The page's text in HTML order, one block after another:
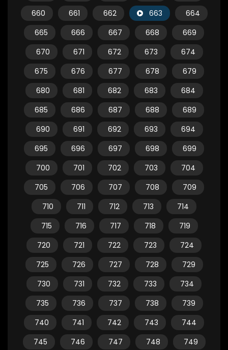
660
661 662 663
664
665
666 667 668
669
670
671 672 673
674
675
676 677 678
679
680
681 682 683
684
685
686 687 688
689
690
691 692 693
694
695
696 697 698
699
700
701 702 703
704
705
706 707 708
709
710
711 712 713
714
715
716 717 718
719
720
721 722 723
724
725
726 727 728
729
730
731 732 733
734
735
736 737 738
739
740
741 742 743
744
745
746 747 748
749